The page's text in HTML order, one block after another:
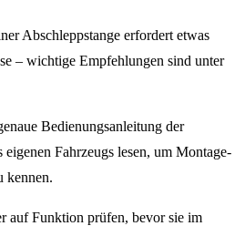
Abschleppstange erfordert etwas
– wichtige Empfehlungen sind unter
Bedienungsanleitung der
eigenen Fahrzeugs lesen, um Montage-
kennen.
auf Funktion prüfen, bevor sie im